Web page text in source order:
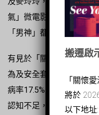
氣」微電影，以向現今
「男神」都要認識「安全
有見於「關懷愛滋」於
為及安全套使用習慣調
病率17.5%，青少男為
認知不足，認為使用安
搬遷啟
「關懷
將於
以下地址: